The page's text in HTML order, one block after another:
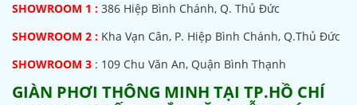
SHOWROOM 1 : 386 Hiệp Bình Chánh, Q. Thủ Đức
SHOWROOM 2 : Kha Vạn Cân, P. Hiệp Bình Chánh, Q.Thủ Đức
SHOWROOM 3 : 109 Chu Văn An, Quận Bình Thạnh
GIÀN PHƠI THÔNG MINH TẠI TP.HỒ CHÍ